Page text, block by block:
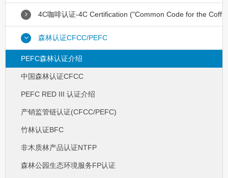
4C咖啡认证-4C Certification ("Common Code for the Coff
森林认证CFCC/PEFC
PEFC森林认证介绍
中国森林认证CFCC
PEFC RED III 认证介绍
产销监管链认证(CFCC/PEFC)
竹林认证BFC
非木质林产品认证NTFP
森林公园生态环境服务FP认证